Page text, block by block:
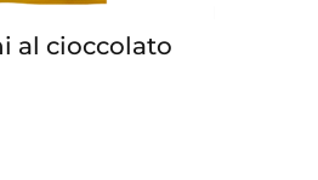
al cioccolato